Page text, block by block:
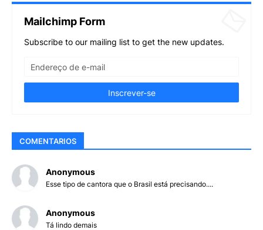
Mailchimp Form
Subscribe to our mailing list to get the new updates.
COMENTARIOS
Anonymous
Esse tipo de cantora que o Brasil está precisando....
Anonymous
Tá lindo demais